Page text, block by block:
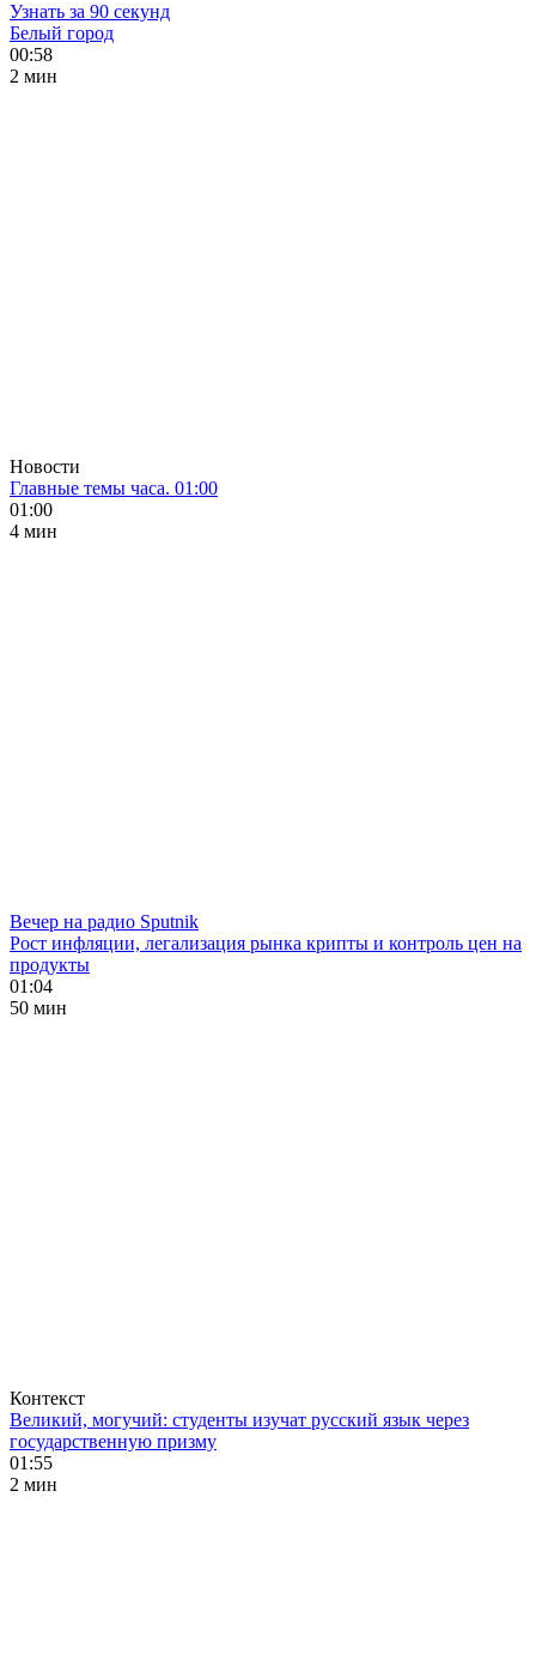
Узнать за 90 секунд
Белый город
00:58
2 мин
Новости
Главные темы часа. 01:00
01:00
4 мин
Вечер на радио Sputnik
Рост инфляции, легализация рынка крипты и контроль цен на
продукты
01:04
50 мин
Контекст
Великий, могучий: студенты изучат русский язык через
государственную призму
01:55
2 мин